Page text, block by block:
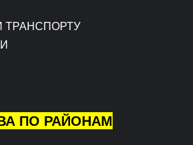
ТРАНСПОРТУ
ПО РАЙОНАМ